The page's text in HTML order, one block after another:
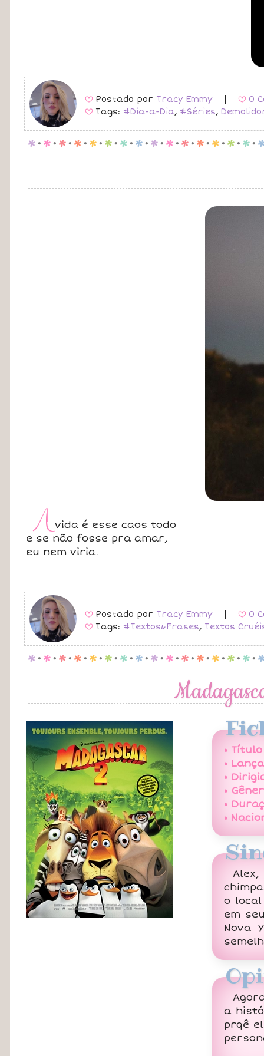
B Postado por Tracy Emmy B 0
B Tags: #Dia-a-Dia, #Séries,
p . p . p . p . p . p . p . p . p . p . p . p . p . p . p .
A vida é esse caos todo
e se não fosse pra amar,
eu nem viria.
B Postado por Tracy Emmy B 0
B Tags: #Textos&Frases, Textos
p . p . p . p . p . p . p . p . p . p . p . p . p . p . p .
•
•
•
•
•
•
o
em
Nova
a
prqê